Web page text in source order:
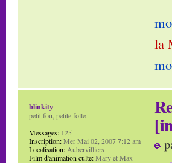
la
blinkity
petit fou, petite folle
Messages: 125
Inscription:Mer Mai 02, 2007 7:12 am
Localisation: Aubervilliers
Film d'animation culte:Mary et Max